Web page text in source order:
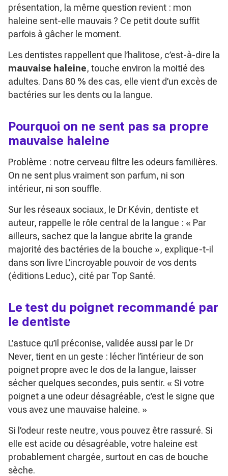
présentation, la même question revient : mon
haleine sent-elle mauvais ? Ce petit doute suffit
parfois à gâcher le moment.
Les dentistes rappellent que l’halitose, c’est-à-dire la
mauvaise haleine, touche environ la moitié des
adultes. Dans 80 % des cas, elle vient d’un excès de
bactéries sur les dents ou la langue.
Pourquoi on ne sent pas sa propre
mauvaise haleine
Problème : notre cerveau filtre les odeurs familières.
On ne sent plus vraiment son parfum, ni son
intérieur, ni son souffle.
Sur les réseaux sociaux, le Dr Kévin, dentiste et
auteur, rappelle le rôle central de la langue : « Par
ailleurs, sachez que la langue abrite la grande
majorité des bactéries de la bouche », explique-t-il
dans son livre L’incroyable pouvoir de vos dents
(éditions Leduc), cité par Top Santé.
Le test du poignet recommandé par
le dentiste
L’astuce qu’il préconise, validée aussi par le Dr
Never, tient en un geste : lécher l’intérieur de son
poignet propre avec le dos de la langue, laisser
sécher quelques secondes, puis sentir. « Si votre
poignet a une odeur désagréable, c’est le signe que
vous avez une mauvaise haleine. »
Si l’odeur reste neutre, vous pouvez être rassuré. Si
elle est acide ou désagréable, votre haleine est
probablement chargée, surtout en cas de bouche
sèche.